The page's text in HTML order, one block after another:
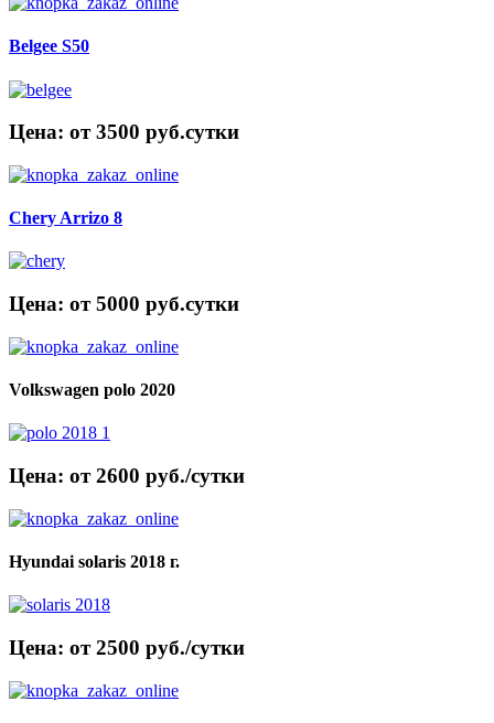
Belgee S50
Цена: от 3500 руб.cутки
Chery Arrizo 8
Цена: от 5000 руб.cутки
Volkswagen polo 2020
Цена: от 2600 руб./сутки
Hyundai solaris 2018 г.
Цена: от 2500 руб./сутки